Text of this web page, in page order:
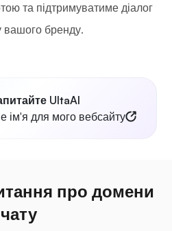
та підтримуватиме діалог
вашого бренду.
UltaAI
ім'я для мого вебсайту
про домени
чату